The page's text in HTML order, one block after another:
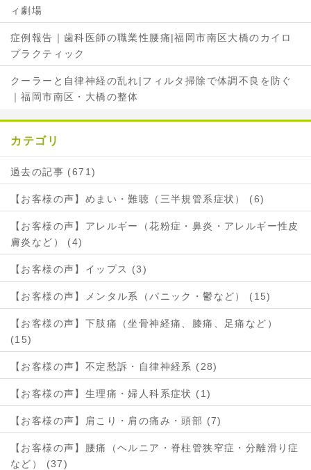
ィ劇場
症例報告｜歯科医師の職業性腰痛|福岡市南区大橋のカイロ
プラクティック
クーラーと自律神経の乱れ|フィルタ掃除で体調不良を防ぐ
｜福岡市南区・大橋の整体
カテゴリ
過去の記事 (671)
【お客様の声】めまい・難聴（三半規管系症状） (6)
【お客様の声】アレルギー（花粉症・鼻炎・アレルギー性皮
膚炎など） (4)
【お客様の声】イップス (3)
【お客様の声】メンタル系（パニック・鬱など） (15)
【お客様の声】下肢痛（坐骨神経痛、膝痛、足痛など）
(15)
【お客様の声】不定愁訴・自律神経系 (28)
【お客様の声】生理痛・婦人科系症状 (1)
【お客様の声】肩こり・肩の痛み・頭部 (7)
【お客様の声】腰痛（ヘルニア・脊柱管狭窄症・分離滑り症
など） (37)